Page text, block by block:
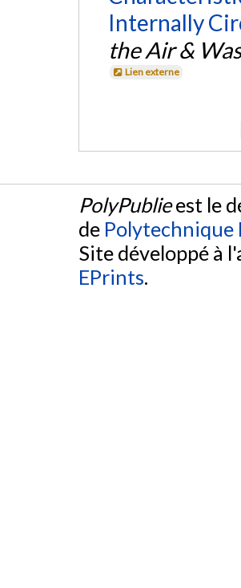
Internally
the Air &
Lien externe
PolyPublieest le
de Polytechnique
Site développé à
EPrints.